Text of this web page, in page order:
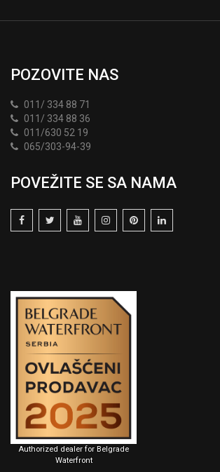
POZOVITE NAS
011/ 334 88 71
011/ 334 88 36
011/630 52 19
065/303-94-39
POVEŽITE SE SA NAMA
Authorized dealer for Belgrade
Waterfront